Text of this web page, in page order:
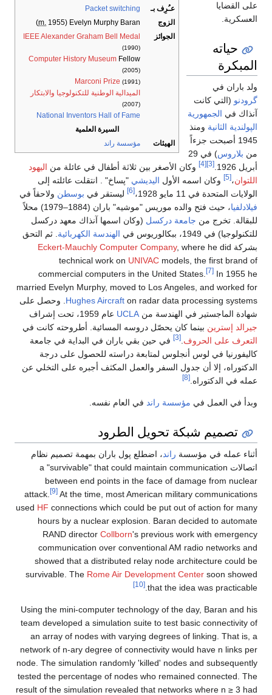
عـُرِف بـ
Packet switching
الزوج
Evelyn Murphy Baran
(
m. 1955)
الجوائز
IEEE Alexander Graham Bell Medal
(1990)
Computer History Museum Fellow
(2005)
Marconi Prize (1991)
الميدالية الوطنية للتكنولوجيا والابتكار
(2007)
National Inventors Hall of Fame
السيرة العلمية
الهيئات
مؤسسة راند
على القضايا
العسكرية.
حياته
المبكرة
ولد باران في
گرودنو (التي كانت
آنذاك في الجمهورية
الپولندية الثانية ومنذ
1945 أصبحت جزءاً
من بلاروس
) في 29
أبريل 1926.
[3]
[4] وكان الأصغر بين ثلاثة أطفال في عائلة من اليهود
اللتوان،[5] وكان اسمه الأول اليديشي "پساخ" . انتقلت عائلته إلى
الولايات المتحدة في 11 مايو 1928،
[6] ليستقر في بوسطن ولاحقاً في
فيلادلفيا
، حيث فتح والده موريس "موشيه" باران (1884–1979) محلاً
للبقالة. تخرج من جامعة دركسل (وكان اسمها آنذاك معهد دركسل
للتكنولوجيا) في 1949، ببكالوريوس في
الهندسة الكهربائية. ثم التحق
بشركة
Eckert-Mauchly Computer Company, where he did
technical work on UNIVAC models, the first brand of
commercial computers in the United States.
[7] In 1955 he
married Evelyn Murphy, moved to Los Angeles, and worked for
Hughes Aircrafton radar data processing systems. وحصل على
شهادة الماجستير في الهندسة منUCLA عام 1959، تحت إشراف
جيرالد إسترين بينما كان يحصّل دروسه المسائية. أطروحته كانت في
التعرف على الحروف.
[3]
في حين بقي باران في البداية في جامعة
كاليفورنيا في لوس أنجلوس لمتابعة دراسته للحصول على درجة
الدكتوراه، إلا أن جدول السفر والعمل المكثف أجبره على التخلي عن
عمله في الدكتوراه.[8]
وبدأ في العمل في مؤسسة راند في العام نفسه.
تصميم شبكة تحويل الطرود
أثناء عمله في مؤسسة راند، اضطلع پول باران بمهمة تصميم نظام
اتصالات a "survivable" that could maintain communication
between end points in the face of damage from nuclear
attack.
[9] At the time, most American military communications
used HF connections which could be put out of action for many
hours by a nuclear explosion. Baran decided to automate
RAND director Collborn's previous work with emergency
communication over conventional AM radio networks and
showed that a distributed relay node architecture could be
survivable. The Rome Air Development Center soon showed
that the idea was practicable.
[10]
Using the mini-computer technology of the day, Baran and his
team developed a simulation suite to test basic connectivity of
an array of nodes with varying degrees of linking. That is, a
network of n-ary degree of connectivity would have n links per
node. The simulation randomly 'killed' nodes and subsequently
tested the percentage of nodes who remained connected. The
result of the simulation revealed that networks where n ≥ 3 had